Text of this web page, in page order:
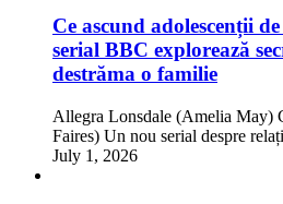
Ce ascund adolescenții
serial BBC explorează
destrăma o familie
Allegra Lonsdale (Amelia May)
Faires) Un nou serial despre
July 1, 2026